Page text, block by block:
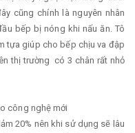
cũng chính là nguyên nhân
bếp bị nóng khi nấu ăn. Tô
tựa giúp cho bếp chịu va đập
thị trường có 3 chân rất nhỏ
công nghệ mới
20% nên khi sử dụng sẽ lâu